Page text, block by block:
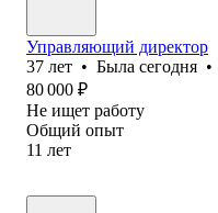
Управляющий директор
37 лет • Была сегодня •
80 000 ₽
Не ищет работу
Общий опыт
11 лет